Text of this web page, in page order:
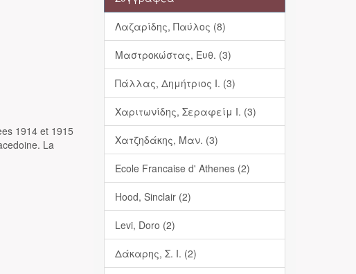
1914 et 1915
La
Λαζαρίδης, Παύλος (8)
Μαστροκώστας, Ευθ. (3)
Πάλλας, Δημήτριος Ι. (3)
Χαριτωνίδης, Σεραφείμ Ι. (3)
Χατζηδάκης, Μαν. (3)
Ecole Francaise d' Athenes (2)
Hood, Sinclair (2)
Levi, Doro (2)
Δάκαρης, Σ. Ι. (2)